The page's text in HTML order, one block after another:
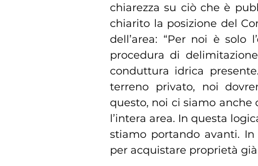
chiarezza su ciò che è
chiarito la posizione del
dell’area: “Per noi è solo
procedura di
conduttura idrica
terreno privato, noi
questo, noi ci siamo
l’intera area. In questa
stiamo portando avanti.
per acquistare proprietà